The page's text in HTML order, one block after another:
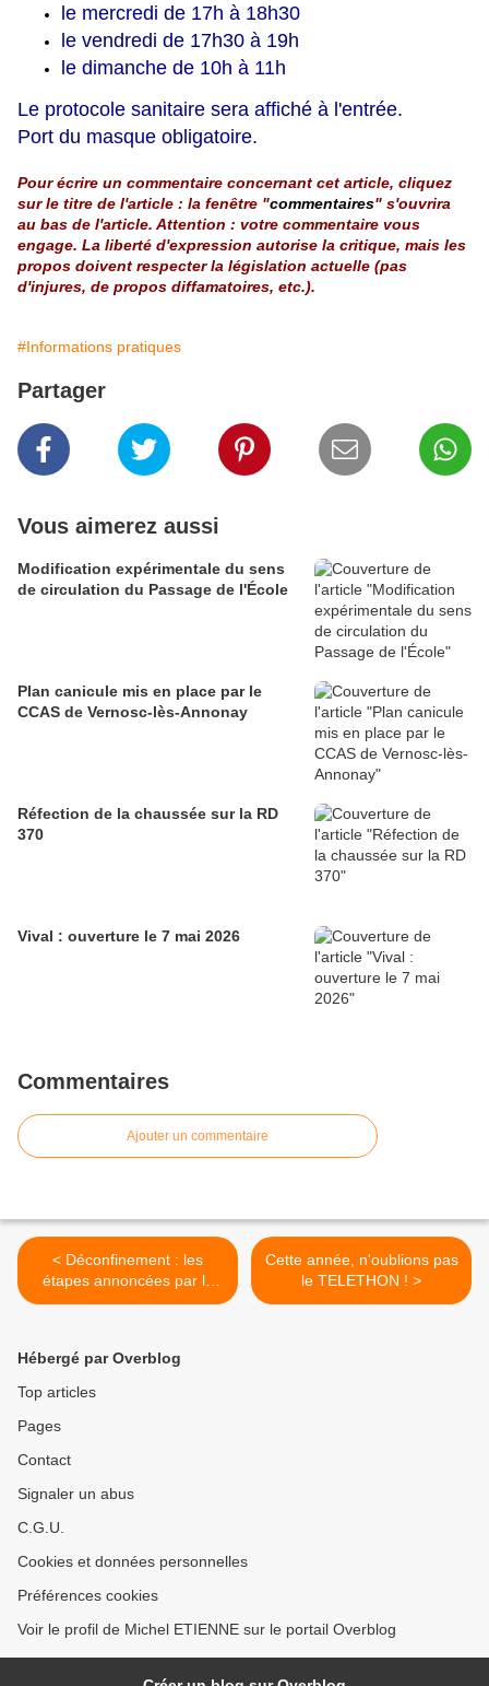
le mercredi de 17h à 18h30
le vendredi de 17h30 à 19h
le dimanche de 10h à 11h
Le protocole sanitaire sera affiché à l'entrée.
Port du masque obligatoire.
Pour écrire un commentaire concernant cet article, cliquez
sur le titre de l'article : la fenêtre "commentaires" s'ouvrira
au bas de l'article. Attention : votre commentaire vous
engage. La liberté d'expression autorise la critique, mais les
propos doivent respecter la législation actuelle (pas
d'injures, de propos diffamatoires, etc.).
#Informations pratiques
Partager
Vous aimerez aussi
Modification expérimentale du sens
de circulation du Passage de l'École
Plan canicule mis en place par le
CCAS de Vernosc-lès-Annonay
Réfection de la chaussée sur la RD
370
Vival : ouverture le 7 mai 2026
Commentaires
Ajouter un commentaire
< Déconfinement : les
étapes annoncées par le
Président de la République
Cette année, n'oublions pas
le TELETHON ! >
Hébergé par Overblog
Top articles
Pages
Contact
Signaler un abus
C.G.U.
Cookies et données personnelles
Préférences cookies
Voir le profil de Michel ETIENNE sur le portail Overblog